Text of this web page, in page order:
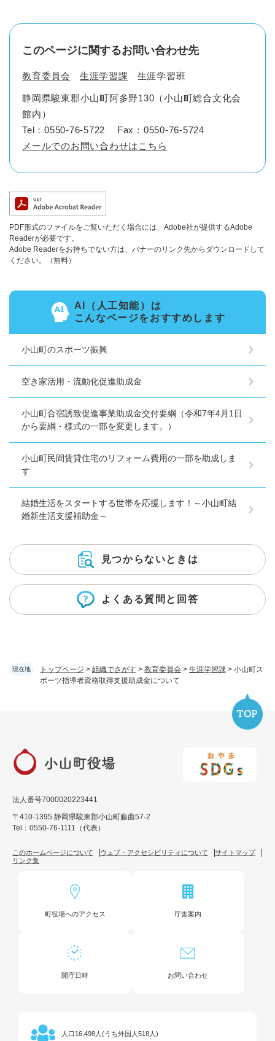
現在地 トップページ > 組織でさがす > 教育委員会 > 生涯学習課 > 小山町ス
ポーツ指導者資格取得支援助成金について
このページに関するお問い合わせ先
教育委員会 生涯学習課 生涯学習班
静岡県駿東郡小山町阿多野130（小山町総合文化会
館内）
Tel：0550-76-5722
Fax：0550-76-5724
メールでのお問い合わせはこちら
PDF形式のファイルをご覧いただく場合には、Adobe社が提供するAdobe
Readerが必要です。
Adobe Readerをお持ちでない方は、バナーのリンク先からダウンロードして
ください。（無料）
AI（人工知能）は
こんなページをおすすめします
小山町のスポーツ振興
空き家活用・流動化促進助成金
小山町合宿誘致促進事業助成金交付要綱（令和7年4月1日
から要綱・様式の一部を変更します。）
小山町民間賃貸住宅のリフォーム費用の一部を助成しま
す
結婚生活をスタートする世帯を応援します！～小山町結
婚新生活支援補助金～
見つからないときは
よくある質問と回答
法人番号7000020223441
〒410-1395 静岡県駿東郡小山町藤曲57-2
Tel：0550-76-1111（代表）
このホームページについて ウェブ・アクセシビリティについて
サイトマップ
リンク集
町役場へのアクセス 庁舎案内
開庁日時 お問い合わせ
人口 16,498人(うち外国人518人)